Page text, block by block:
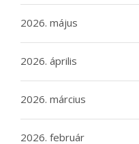
2026. május
2026. április
2026. március
2026. február